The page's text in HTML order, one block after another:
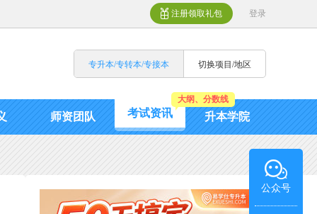
注册领取礼包 登录
专升本/专转本/专接本 切换项目/地区
师资团队 考试资讯
大纲、分数线
升本学院
公众号